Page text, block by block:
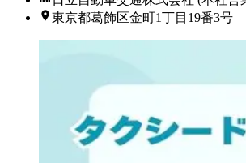
東京都葛飾区金町1丁目19番3号